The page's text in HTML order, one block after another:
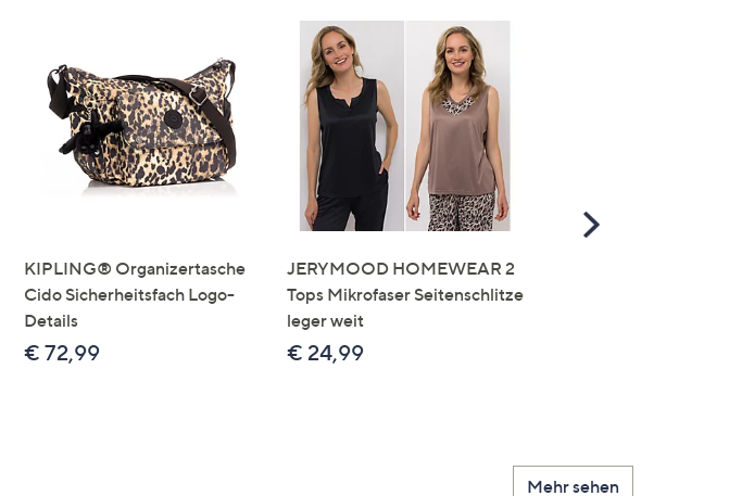
KIPLING® Organizertasche
Cido Sicherheitsfach Logo-
Details
€ 72,99
JERYMOOD HOMEWEAR 2
Tops Mikrofaser Seitenschlitze
leger weit
€ 24,99
Scroll
Mehr sehen